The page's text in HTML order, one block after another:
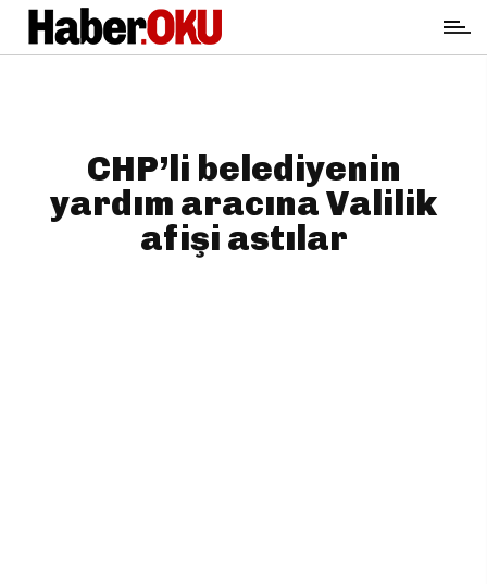
CHP’li belediyenin
yardım aracına Valilik
afişi astılar